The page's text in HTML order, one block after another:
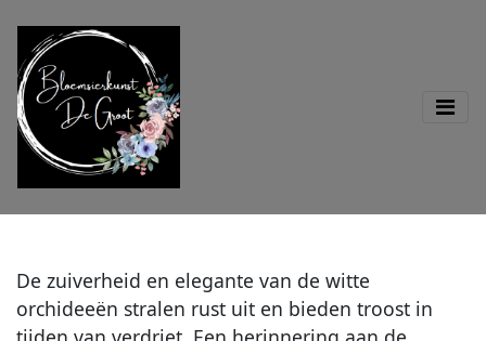
De zuiverheid en elegante van de witte
orchideeën stralen rust uit en bieden troost in